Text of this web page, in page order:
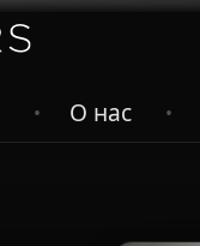
• О нас •